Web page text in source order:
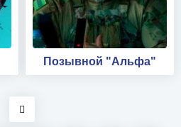
Позывной "Альфа"